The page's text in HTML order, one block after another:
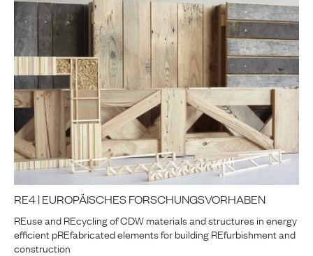
RE4 | EUROPÄISCHES FORSCHUNGSVORHABEN
REuse and REcycling of CDW materials and structures in energy
efficient pREfabricated elements for building REfurbishment and
construction